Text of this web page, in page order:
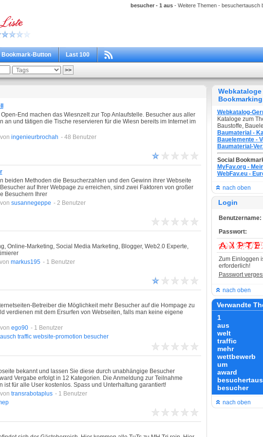
besucher - 1 aus- Weitere Themen - besuchertausch
Bookmark-Button Last 100
End machen das Wiesnzelt zur Top Anlaufstelle. Besucher aus aller
an und tätigen die Tische reservieren für die Wiesn bereits im Internet im
von ingenieurbrochah - 48 Benutzer
beiden Methoden die Besucherzahlen und den Gewinn ihrer Webseite
auf Ihrer Webpage zu erreichen, sind zwei Faktoren von großer
Besuchern Ihrer
von susannegeppe - 2 Benutzer
Online-Marketing, Social Media Marketing, Blogger, Web2.0 Experte,
von markus195 - 1 Benutzer
Betreiber die Möglichkeit mehr Besucher auf die Hompage zu
verdienen mit dem Ersurfen von Webseiten, falls man keine eigene
von ego90 - 1 Benutzer
traffic website-promotion besucher
bekannt und lassen Sie diese durch unabhängige Besucher
Vergabe erfolgt in 12 Kategorien. Die Anmeldung zur Teilnahme
ist für alle User kostenlos. Spass und Unterhaltung garantiert!
von transrabotaplus - 1 Benutzer
Webkataloge
Bookmarking
Webkatalog-
Kataloge zum
Baustoffe,
Baumaterial -
Bauelemente -
Baumaterial-
Social
MyFav.org -
WebFav.eu -
nach oben
Login
Benutzername:
Passwort:
Zum Einloggen
erforderlich!
Passwort
nach oben
Verwandte
1
aus
welt
traffic
mehr
wettbewerb
um
award
besucher
nach oben